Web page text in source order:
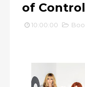
of Control
10:00:00